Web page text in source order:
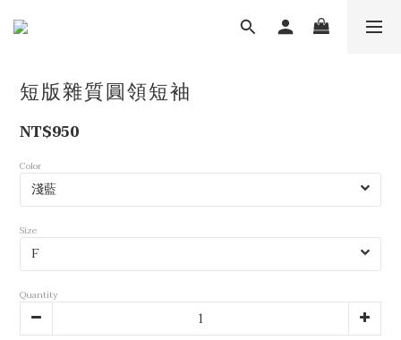
短版雜質圓領短袖
NT$950
Color
Size
Quantity